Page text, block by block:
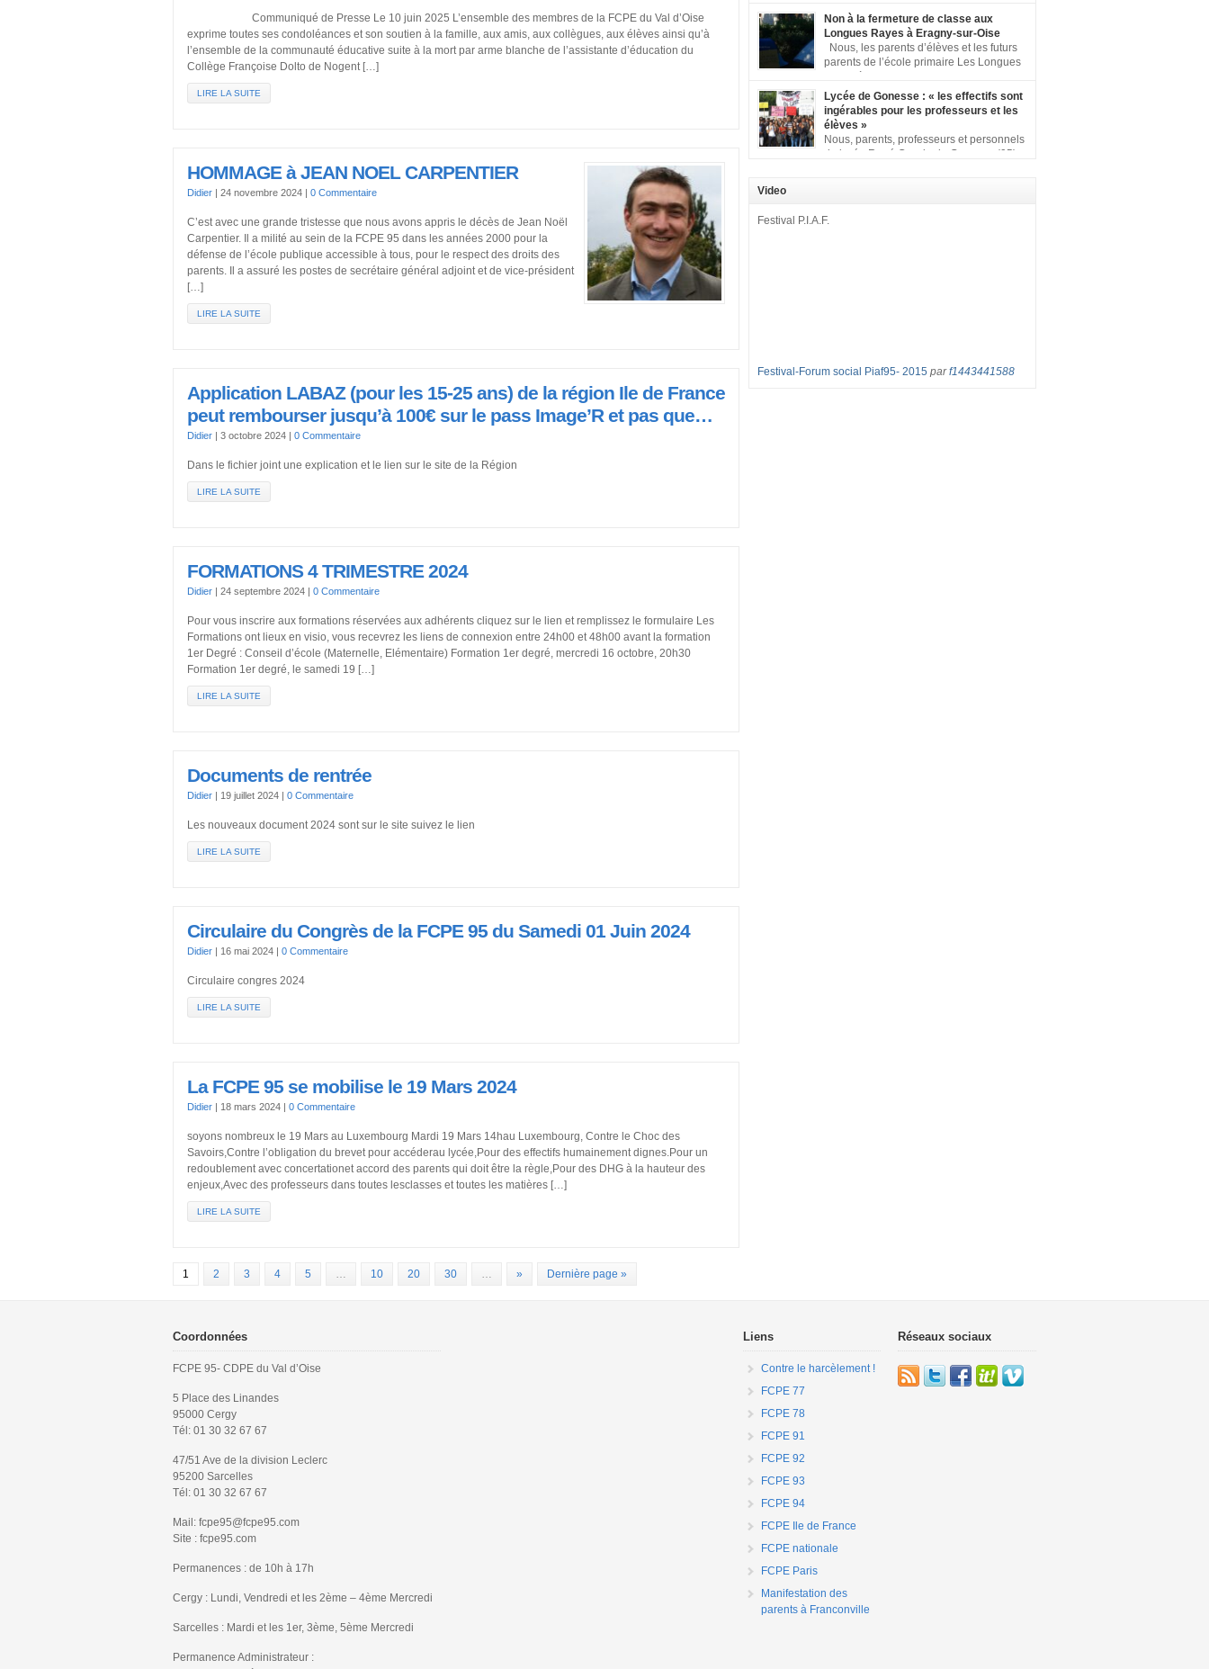
Communiqué de Presse Le 10 juin 2025 L’ensemble des membres de la FCPE du Val d’Oise
exprime toutes ses condoléances et son soutien à la famille, aux amis, aux collègues, aux élèves ainsi qu’à
l’ensemble de la communauté éducative suite à la mort par arme blanche de l’assistante d’éducation du
Collège Françoise Dolto de Nogent […]
LIRE LA SUITE
HOMMAGE à JEAN NOEL CARPENTIER
Didier 24 novembre 2024 0 Commentaire
C’est avec une grande tristesse que nous avons appris le décès de Jean Noël
Carpentier. Il a milité au sein de la FCPE 95 dans les années 2000 pour la
défense de l’école publique accessible à tous, pour le respect des droits des
parents. Il a assuré les postes de secrétaire général adjoint et de vice-président
[…]
LIRE LA SUITE
Application LABAZ (pour les 15-25 ans) de la région Ile de France
peut rembourser jusqu’à 100€ sur le pass Image’R et pas que…
Didier 3 octobre 2024 0 Commentaire
Dans le fichier joint une explication et le lien sur le site de la Région
LIRE LA SUITE
FORMATIONS 4 TRIMESTRE 2024
Didier 24 septembre 2024 0 Commentaire
Pour vous inscrire aux formations réservées aux adhérents cliquez sur le lien et remplissez le formulaire Les
Formations ont lieux en visio, vous recevrez les liens de connexion entre 24h00 et 48h00 avant la formation
1er Degré : Conseil d’école (Maternelle, Elémentaire) Formation 1er degré, mercredi 16 octobre, 20h30
Formation 1er degré, le samedi 19 […]
LIRE LA SUITE
Documents de rentrée
Didier 19 juillet 2024 0 Commentaire
Les nouveaux document 2024 sont sur le site suivez le lien
LIRE LA SUITE
Circulaire du Congrès de la FCPE 95 du Samedi 01 Juin 2024
Didier 16 mai 2024 0 Commentaire
Circulaire congres 2024
LIRE LA SUITE
La FCPE 95 se mobilise le 19 Mars 2024
Didier 18 mars 2024 0 Commentaire
soyons nombreux le 19 Mars au Luxembourg Mardi 19 Mars 14hau Luxembourg, Contre le Choc des
Savoirs,Contre l’obligation du brevet pour accéderau lycée,Pour des effectifs humainement dignes.Pour un
redoublement avec concertationet accord des parents qui doit être la règle,Pour des DHG à la hauteur des
enjeux,Avec des professeurs dans toutes lesclasses et toutes les matières […]
LIRE LA SUITE
1 2 3 4 5 … 10 20 30 … » Dernière page »
se mobiliser contre la loi Blanquer dite « Ecole de la
confiance ». Pour vous aider à organiser les actions
localement, la FCPE met à votre disposition ce kit de
mobilisation comprenant : 1 affiche appelant […]
Non à la fermeture de classe aux
Longues Rayes à Eragny-sur-Oise
Nous, les parents d’élèves et les futurs
parents de l’école primaire Les Longues
cette pétition pour dire « NON à la fermeture de classe
aux Longues Rayes ». Non à la dégradation continue
des conditions d’accueil et d’apprentissage de nos
enfants à l’école primaire. Chaque enfant a droit à […]
Lycée de Gonesse : « les effectifs sont
ingérables pour les professeurs et les
élèves »
Nous, parents, professeurs et personnels
du lycée René Cassin de Gonesse (95),
dénoncer les classes surchargées, en cette rentrée
et 35 élèves ! – de nombreuses classes de première et
Video
Festival P.I.A.F.
Festival-Forum social Piaf95- 2015 parf1443441588
Coordonnées
FCPE 95- CDPE du Val d’Oise
5 Place des Linandes
95000 Cergy
Tél: 01 30 32 67 67
47/51 Ave de la division Leclerc
95200 Sarcelles
Tél: 01 30 32 67 67
Mail: fcpe95@fcpe95.com
Site : fcpe95.com
Permanences : de 10h à 17h
Cergy : Lundi, Vendredi et les 2ème – 4ème Mercredi
Sarcelles : Mardi et les 1er, 3ème, 5ème Mercredi
Permanence Administrateur :
Liens
Contre le harcèlement !
FCPE 77
FCPE 78
FCPE 91
FCPE 92
FCPE 93
FCPE 94
FCPE Ile de France
FCPE nationale
FCPE Paris
Manifestation des
parents à Franconville
Réseaux sociaux